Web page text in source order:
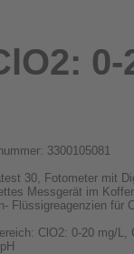
3300105081
30, Fotometer mit
Messgerät im
Flüssigreagenzien für
ClO2: 0-20 mg/L,